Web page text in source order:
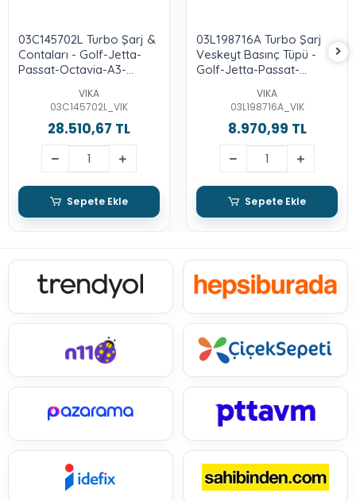
03C145702L Turbo Şarj &
Contaları - Golf-Jetta-
Passat-Octavia-A3-
Caxa-Caxc- -122-Lik-
VIKA
03C145702L_VIK
28.510,67 TL
Sepete Ekle
03L198716A Turbo Şarj
Veskeyt Basınç Tüpü -
Golf-Jetta-Passat-
Octavia-Superb-Yeti-2.0-
Cbaa-B
VIKA
03L198716A_VIK
8.970,99 TL
Sepete Ekle